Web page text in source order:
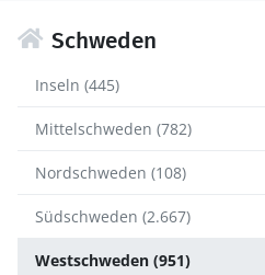
Schweden
Inseln (445)
Mittelschweden (782)
Nordschweden (108)
Südschweden (2.667)
Westschweden (951)